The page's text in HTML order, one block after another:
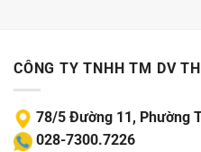
CÔNG TY TNHH TM DV
78/5 Đường 11, Phường
028-7300.7226